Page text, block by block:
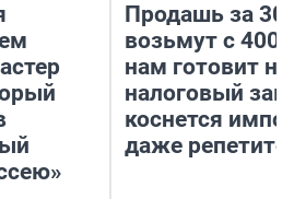
Продашь за
возьмут с
нам готовит
налоговый
коснется
даже